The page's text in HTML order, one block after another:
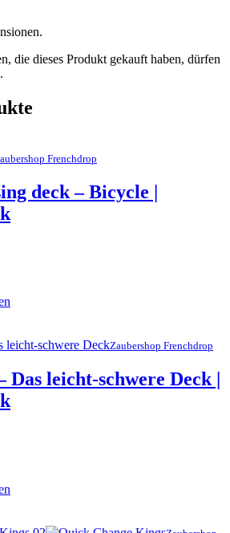
die dieses Produkt gekauft haben, dürfen
Frenchdrop
deck – Bicycle |
Zaubershop Frenchdrop
leicht-schwere Deck |